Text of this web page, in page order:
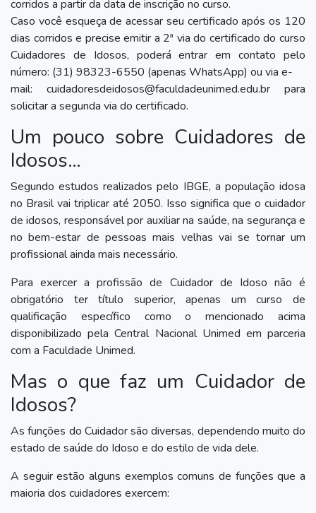
corridos a partir da data de inscrição no curso.
Caso você esqueça de acessar seu certificado após os 120
dias corridos e precise emitir a 2ª via do certificado do curso
Cuidadores de Idosos, poderá entrar em contato pelo
número: (31) 98323-6550 (apenas WhatsApp) ou via e-
mail: cuidadoresdeidosos@faculdadeunimed.edu.br para
solicitar a segunda via do certificado.
Um pouco sobre Cuidadores de
Idosos…
Segundo estudos realizados pelo IBGE, a população idosa
no Brasil vai triplicar até 2050. Isso significa que o cuidador
de idosos, responsável por auxiliar na saúde, na segurança e
no bem-estar de pessoas mais velhas vai se tornar um
profissional ainda mais necessário.
Para exercer a profissão de Cuidador de Idoso não é
obrigatório ter título superior, apenas um curso de
qualificação específico como o mencionado acima
disponibilizado pela Central Nacional Unimed em parceria
com a Faculdade Unimed.
Mas o que faz um Cuidador de
Idosos?
As funções do Cuidador são diversas, dependendo muito do
estado de saúde do Idoso e do estilo de vida dele.
A seguir estão alguns exemplos comuns de funções que a
maioria dos cuidadores exercem: